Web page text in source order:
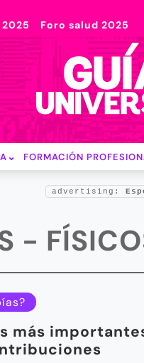
Foro salud 2025
FORMACIÓN
advertising:
-
más